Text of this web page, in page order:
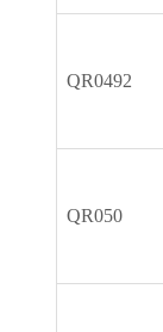
QR0492
QR050